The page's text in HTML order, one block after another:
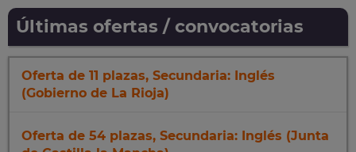
Últimas ofertas / convocatorias
Oferta de 11 plazas, Secundaria: Inglés
(Gobierno de La Rioja)
Oferta de 54 plazas, Secundaria: Inglés (Junta